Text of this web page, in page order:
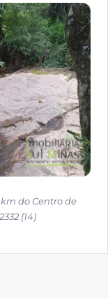
do Centro de
(14)